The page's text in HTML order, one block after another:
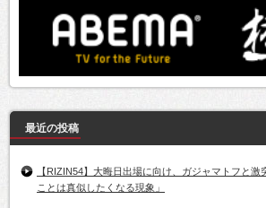
最近の投稿
【RIZIN54】大晦日出場に向け、ガジャマトフと
ことは真似したくなる現象」